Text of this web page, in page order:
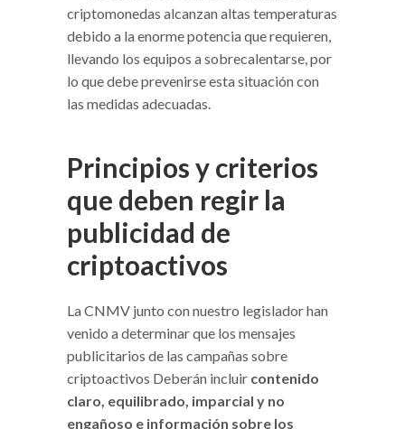
criptomonedas alcanzan altas temperaturas
debido a la enorme potencia que requieren,
llevando los equipos a sobrecalentarse, por
lo que debe prevenirse esta situación con
las medidas adecuadas.
Principios y criterios
que deben regir la
publicidad de
criptoactivos
La CNMV junto con nuestro legislador han
venido a determinar que los mensajes
publicitarios de las campañas sobre
criptoactivos Deberán incluir contenido
claro, equilibrado, imparcial y no
engañoso e información sobre los